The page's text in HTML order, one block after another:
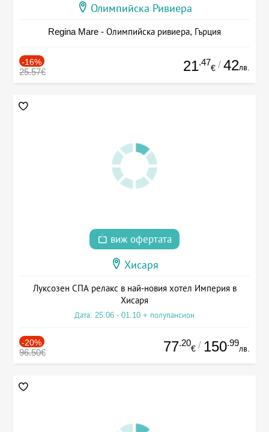
Олимпийска Ривиера
Regina Mare - Олимпийска ривиера, Гърция
-16%
25.57€ 21.47
€ / 42лв.
виж офертата
Хисаря
Луксозен СПА релакс в най-новия хотел Империя в
Хисаря
Дата: 25.06 - 01.10 + полупансион
-20%
96.50€ 77.20
€ / 150.99
лв.